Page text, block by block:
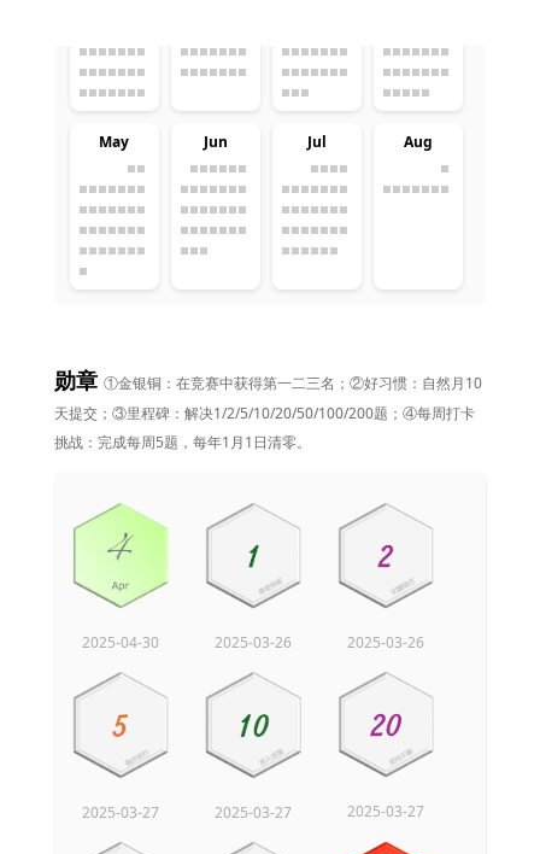
May Jun Jul Aug
勋章 ①金银铜：在竞赛中获得第一二三名；②好习惯：自然月10
天提交；③里程碑：解决1/2/5/10/20/50/100/200题；④每周打卡
挑战：完成每周5题，每年1月1日清零。
2025-04-30 2025-03-26 2025-03-26
2025-03-27 2025-03-27 2025-03-27